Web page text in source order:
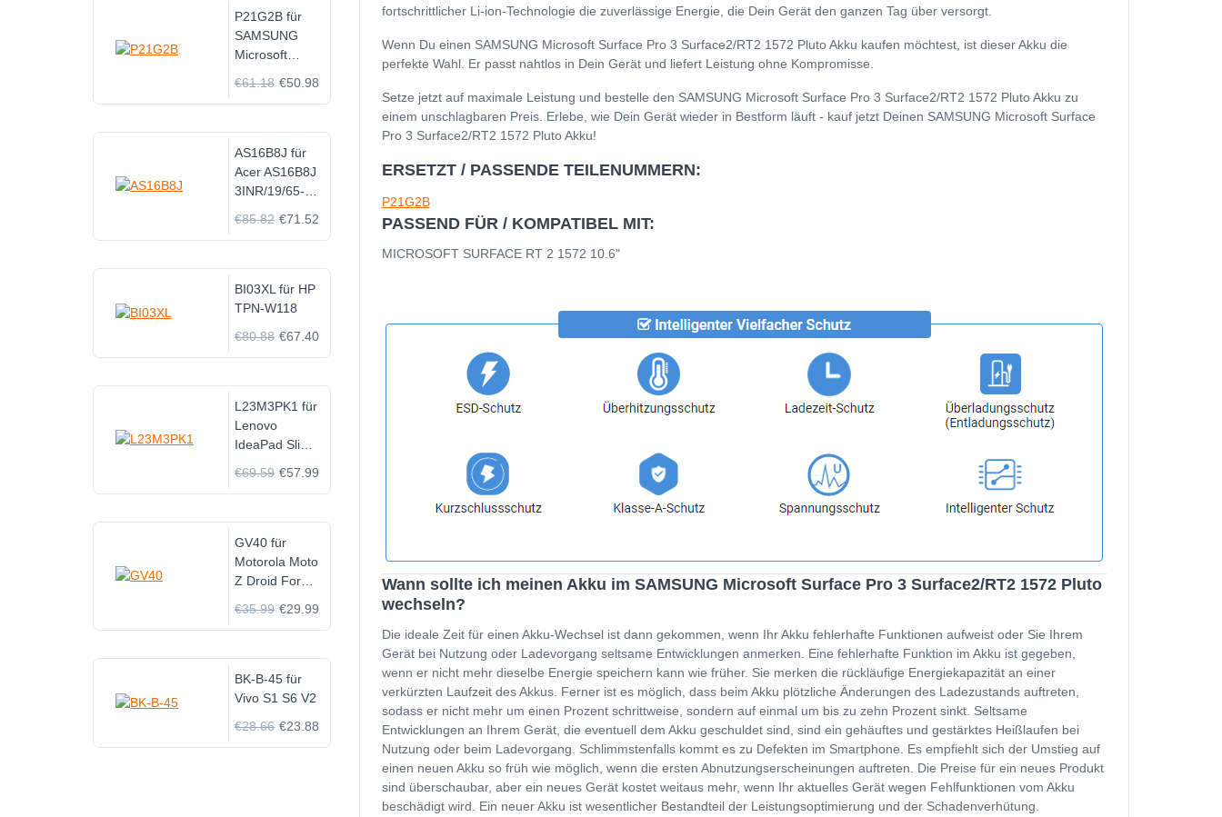
fortschrittlicher Li-ion-Technologie die zuverlässige Energie, die Dein Gerät den ganzen Tag über versorgt.
Wenn Du einen SAMSUNG Microsoft Surface Pro 3 Surface2/RT2 1572 Pluto Akku kaufen möchtest, ist dieser Akku die
perfekte Wahl. Er passt nahtlos in Dein Gerät und liefert Leistung ohne Kompromisse.
Setze jetzt auf maximale Leistung und bestelle den SAMSUNG Microsoft Surface Pro 3 Surface2/RT2 1572 Pluto Akku zu
einem unschlagbaren Preis. Erlebe, wie Dein Gerät wieder in Bestform läuft - kauf jetzt Deinen SAMSUNG Microsoft Surface
Pro 3 Surface2/RT2 1572 Pluto Akku!
ERSETZT / PASSENDE TEILENUMMERN:
P21G2B
PASSEND FÜR / KOMPATIBEL MIT:
MICROSOFT SURFACE RT 2 1572 10.6"
Wann sollte ich meinen Akku im SAMSUNG Microsoft Surface Pro 3 Surface2/RT2 1572 Pluto
wechseln?
Die ideale Zeit für einen Akku-Wechsel ist dann gekommen, wenn Ihr Akku fehlerhafte Funktionen aufweist oder Sie Ihrem
Gerät bei Nutzung oder Ladevorgang seltsame Entwicklungen anmerken. Eine fehlerhafte Funktion im Akku ist gegeben,
wenn er nicht mehr dieselbe Energie speichern kann wie früher. Sie merken die rückläufige Energiekapazität an einer
verkürzten Laufzeit des Akkus. Ferner ist es möglich, dass beim Akku plötzliche Änderungen des Ladezustands auftreten,
sodass er nicht mehr um einen Prozent schrittweise, sondern auf einmal um bis zu zehn Prozent sinkt. Seltsame
Entwicklungen an Ihrem Gerät, die eventuell dem Akku geschuldet sind, sind ein gehäuftes und gestärktes Heißlaufen bei
Nutzung oder beim Ladevorgang. Schlimmstenfalls kommt es zu Defekten im Smartphone. Es empfiehlt sich der Umstieg auf
einen neuen Akku so früh wie möglich, wenn die ersten Abnutzungserscheinungen auftreten. Die Preise für ein neues Produkt
sind überschaubar, aber ein neues Gerät kostet weitaus mehr, wenn Ihr aktuelles Gerät wegen Fehlfunktionen vom Akku
beschädigt wird. Ein neuer Akku ist wesentlicher Bestandteil der Leistungsoptimierung und der Schadenverhütung.
P21G2B für
SAMSUNG
Microsoft
€61.18 €50.98
AS16B8J für
Acer AS16B8J
3INR/19/65-2
€85.82 €71.52
BI03XL für HP
TPN-W118
€80.88 €67.40
L23M3PK1 für
Lenovo
IdeaPad Slim
€69.59 €57.99
GV40 für
Motorola Moto
Z Droid Force
€35.99 €29.99
BK-B-45 für
Vivo S1 S6 V2
€28.66 €23.88